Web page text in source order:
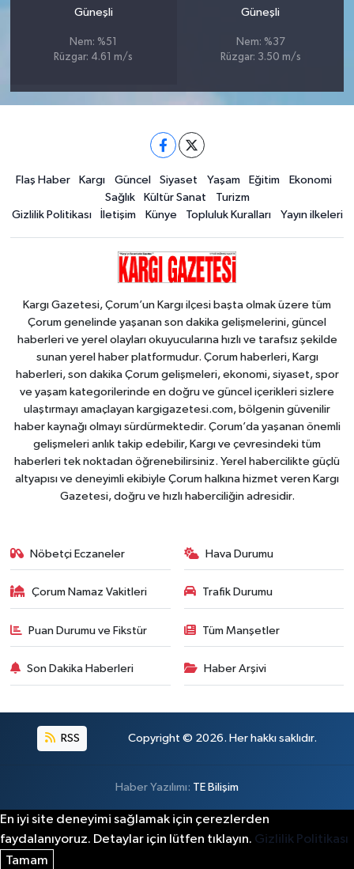
Güneşli
Nem: %51
Rüzgar: 4.61 m/s
Güneşli
Nem: %37
Rüzgar: 3.50 m/s
Flaş Haber Kargı Güncel Siyaset Yaşam Eğitim
Ekonomi
Sağlık
Kültür Sanat
Turizm
Gizlilik Politikası
İletişim Künye Topluluk Kuralları Yayın ilkeleri
Kargı Gazetesi, Çorum’un Kargı ilçesi başta olmak üzere tüm
Çorum genelinde yaşanan son dakika gelişmelerini, güncel
haberleri ve yerel olayları okuyucularına hızlı ve tarafsız şekilde
sunan yerel haber platformudur. Çorum haberleri, Kargı
haberleri, son dakika Çorum gelişmeleri, ekonomi, siyaset, spor
ve yaşam kategorilerinde en doğru ve güncel içerikleri sizlere
ulaştırmayı amaçlayan kargigazetesi.com, bölgenin güvenilir
haber kaynağı olmayı sürdürmektedir. Çorum’da yaşanan önemli
gelişmeleri anlık takip edebilir, Kargı ve çevresindeki tüm
haberleri tek noktadan öğrenebilirsiniz. Yerel habercilikte güçlü
altyapısı ve deneyimli ekibiyle Çorum halkına hizmet veren Kargı
Gazetesi, doğru ve hızlı haberciliğin adresidir.
Nöbetçi Eczaneler Hava Durumu
Çorum Namaz Vakitleri Trafik Durumu
Puan Durumu ve Fikstür Tüm Manşetler
Son Dakika Haberleri Haber Arşivi
RSS Copyright © 2026. Her hakkı saklıdır.
Haber Yazılımı: TE Bilişim
En iyi site deneyimi sağlamak için çerezlerden
faydalanıyoruz. Detaylar için lütfen tıklayın. Gizlilik Politikası
Tamam